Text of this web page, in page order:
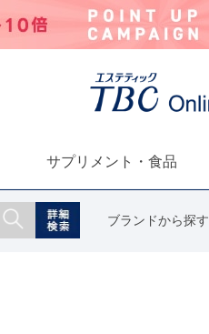
サプリメント・食品
ブランドから探す